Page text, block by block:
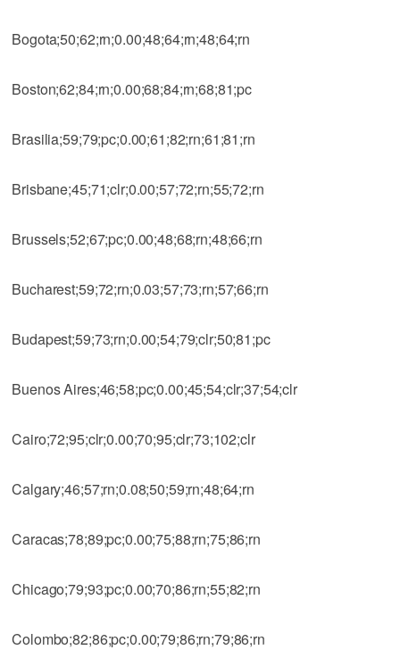
Bogota;50;62;rn;0.00;48;64;rn;48;64;rn
Boston;62;84;rn;0.00;68;84;rn;68;81;pc
Brasilia;59;79;pc;0.00;61;82;rn;61;81;rn
Brisbane;45;71;clr;0.00;57;72;rn;55;72;rn
Brussels;52;67;pc;0.00;48;68;rn;48;66;rn
Bucharest;59;72;rn;0.03;57;73;rn;57;66;rn
Budapest;59;73;rn;0.00;54;79;clr;50;81;pc
Buenos Aires;46;58;pc;0.00;45;54;clr;37;54;clr
Cairo;72;95;clr;0.00;70;95;clr;73;102;clr
Calgary;46;57;rn;0.08;50;59;rn;48;64;rn
Caracas;78;89;pc;0.00;75;88;rn;75;86;rn
Chicago;79;93;pc;0.00;70;86;rn;55;82;rn
Colombo;82;86;pc;0.00;79;86;rn;79;86;rn